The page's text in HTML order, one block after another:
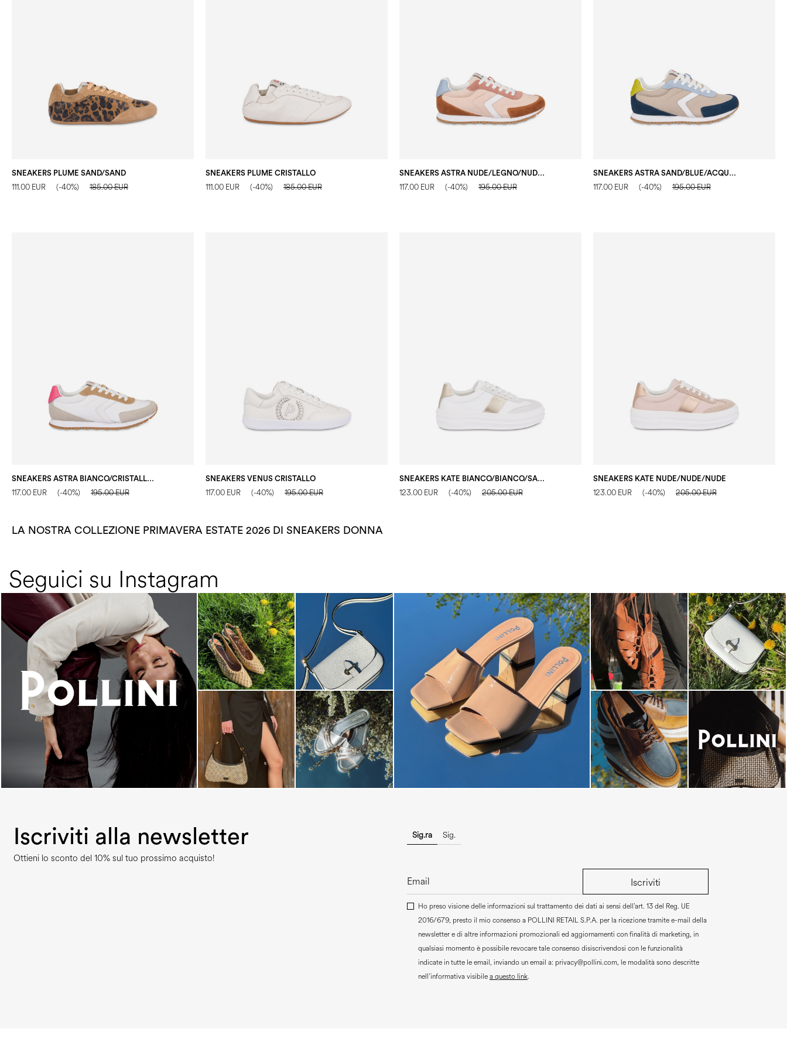
SNEAKERS PLUME SAND/SAND
111.00 EUR (-40%) 185.00 EUR
SNEAKERS PLUME CRISTALLO
111.00 EUR (-40%) 185.00 EUR
SNEAKERS ASTRA NUDE/LEGNO/NUDE/BIANCO/ACQUA
117.00 EUR (-40%) 195.00 EUR
SNEAKERS ASTRA SAND/BLUE/ACQUA/BIANCO/CEDRO
117.00 EUR (-40%) 195.00 EUR
117.00 EUR (-40%) 195.00 EUR
SNEAKERS VENUS CRISTALLO
117.00 EUR (-40%) 195.00 EUR 123.00 EUR (-40%) 205.00 EUR
SNEAKERS KATE NUDE/NUDE/NUDE
123.00 EUR (-40%) 205.00 EUR
LA NOSTRA COLLEZIONE PRIMAVERA ESTATE 2026 DI SNEAKERS DONNA
Seguici su Instagram
An ode to the house’s vibrant Italian roots, the
new...
The most-wanted mules and sandals are now on
sale. ...
Iscriviti alla newsletter
Ottieni lo sconto del 10% sul tuo prossimo acquisto!
Sig.ra Sig.
Iscriviti
Ho preso visione delle informazioni sul trattamento dei dati ai sensi dell’art. 13 del Reg. UE
2016/679, presto il mio consenso a POLLINI RETAIL S.P.A. per la ricezione tramite e-mail della
newsletter e di altre informazioni promozionali ed aggiornamenti con finalità di marketing, in
qualsiasi momento è possibile revocare tale consenso disiscrivendosi con le funzionalità
indicate in tutte le email, inviando un email a: privacy@pollini.com, le modalità sono descritte
nell’informativa visibilea questo link.